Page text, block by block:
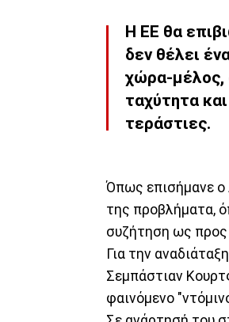
Η ΕΕ θα
δεν θέλει
χώρα-μέλος,
ταχύτητα
τεράστιες.
Όπως επισήμανε ο
της προβλήματα,
συζήτηση ως
Για την
Σεμπάστιαν
φαινόμενο